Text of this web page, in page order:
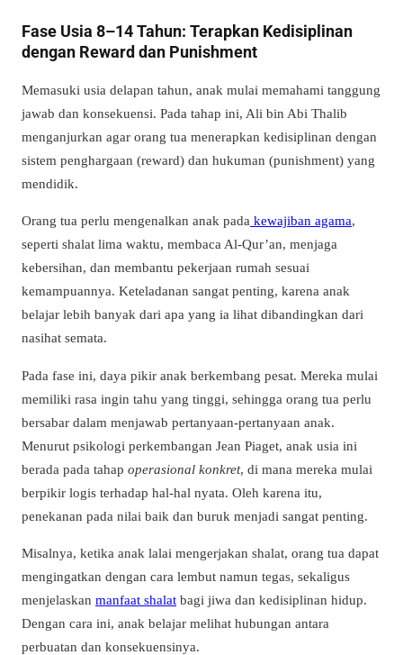
Fase Usia 8–14 Tahun: Terapkan Kedisiplinan
dengan Reward dan Punishment
Memasuki usia delapan tahun, anak mulai memahami tanggung
jawab dan konsekuensi. Pada tahap ini, Ali bin Abi Thalib
menganjurkan agar orang tua menerapkan kedisiplinan dengan
sistem penghargaan (reward) dan hukuman (punishment) yang
mendidik.
Orang tua perlu mengenalkan anak pada kewajiban agama,
seperti shalat lima waktu, membaca Al-Qur’an, menjaga
kebersihan, dan membantu pekerjaan rumah sesuai
kemampuannya. Keteladanan sangat penting, karena anak
belajar lebih banyak dari apa yang ia lihat dibandingkan dari
nasihat semata.
Pada fase ini, daya pikir anak berkembang pesat. Mereka mulai
memiliki rasa ingin tahu yang tinggi, sehingga orang tua perlu
bersabar dalam menjawab pertanyaan-pertanyaan anak.
Menurut psikologi perkembangan Jean Piaget, anak usia ini
berada pada tahap operasional konkret, di mana mereka mulai
berpikir logis terhadap hal-hal nyata. Oleh karena itu,
penekanan pada nilai baik dan buruk menjadi sangat penting.
Misalnya, ketika anak lalai mengerjakan shalat, orang tua dapat
mengingatkan dengan cara lembut namun tegas, sekaligus
menjelaskan manfaat shalat bagi jiwa dan kedisiplinan hidup.
Dengan cara ini, anak belajar melihat hubungan antara
perbuatan dan konsekuensinya.